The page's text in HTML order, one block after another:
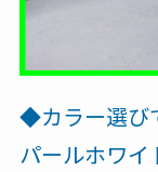
◆カラー選び
パールホワイ